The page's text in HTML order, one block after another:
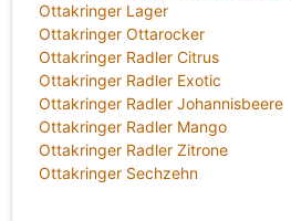
Ottakringer Lager
Ottakringer Ottarocker
Ottakringer Radler Citrus
Ottakringer Radler Exotic
Ottakringer Radler Johannisbeere
Ottakringer Radler Mango
Ottakringer Radler Zitrone
Ottakringer Sechzehn